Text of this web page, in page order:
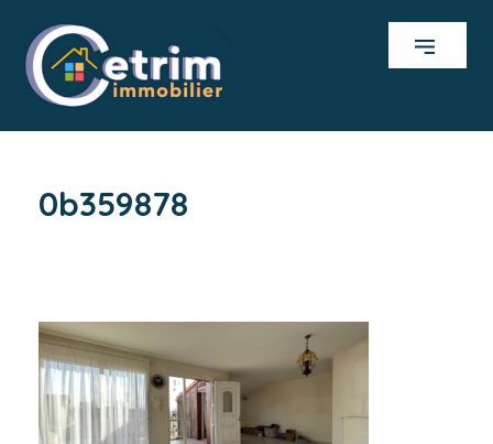
0b359878